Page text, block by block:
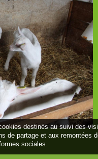
destinés au suivi des
de partage et aux remontées
sociales.